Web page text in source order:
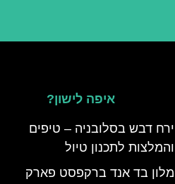
איפה לישון?
ירח דבש בסלובניה – טיפים
והמלצות לתכנון טיול
מלון בד אנד ברקפסט פארק